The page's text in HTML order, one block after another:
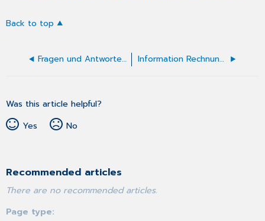
Back to top
Fragen und Antworten zur BG-Abrechnung Information Rechnung (BG)
Was this article helpful?
Yes
No
Recommended articles
There are no recommended articles.
Page type